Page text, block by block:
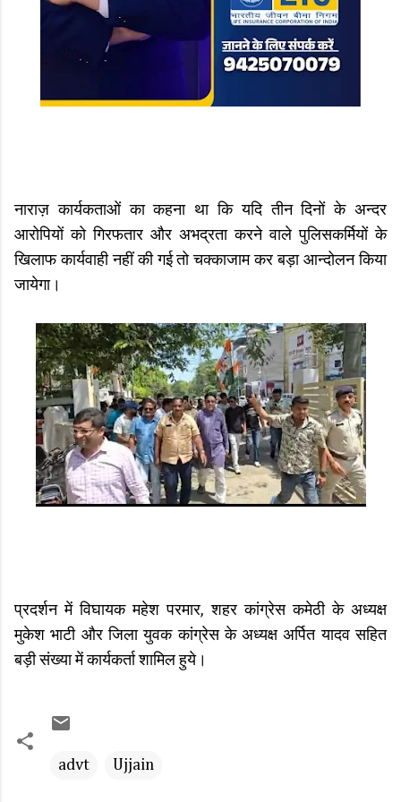
नाराज़ कार्यकताओं का कहना था कि यदि तीन दिनों के अन्दर
आरोपियों को गिरफतार और अभद्रता करने वाले पुलिसकर्मियों के
खिलाफ कार्यवाही नहीं की गई तो चक्काजाम कर बड़ा आन्दोलन किया
जायेगा।
प्रदर्शन में विघायक महेश परमार, शहर कांग्रेस कमेठी के अध्यक्ष
मुकेश भाटी और जिला युवक कांग्रेस के अध्यक्ष अर्पित यादव सहित
बड़ी संख्या में कार्यकर्ता शामिल हुये।
advt Ujjain